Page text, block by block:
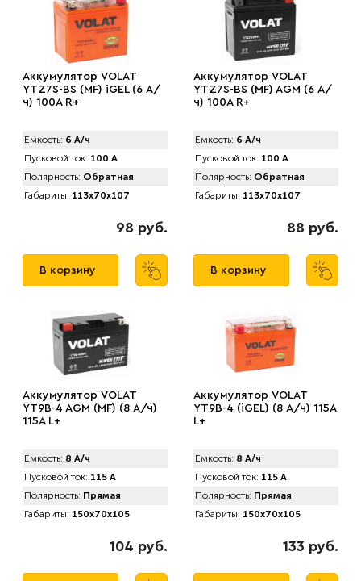
Аккумулятор VOLAT
YTZ7S-BS (MF) iGEL (6 А/
ч) 100A R+
Емкость: 6 А/ч
Пусковой ток: 100 А
Полярность: Обратная
Габариты: 113x70x107
98 руб.
В корзину
Аккумулятор VOLAT
YTZ7S-BS (MF) AGM (6 А/
ч) 100A R+
Емкость: 6 А/ч
Пусковой ток: 100 А
Полярность: Обратная
Габариты: 113x70x107
88 руб.
В корзину
Аккумулятор VOLAT
YT9B-4 AGM (MF) (8 А/ч)
115A L+
Емкость: 8 А/ч
Пусковой ток: 115 А
Полярность: Прямая
Габариты: 150x70x105
104 руб.
Аккумулятор VOLAT
YT9B-4 (iGEL) (8 А/ч) 115A
L+
Емкость: 8 А/ч
Пусковой ток: 115 А
Полярность: Прямая
Габариты: 150x70x105
133 руб.